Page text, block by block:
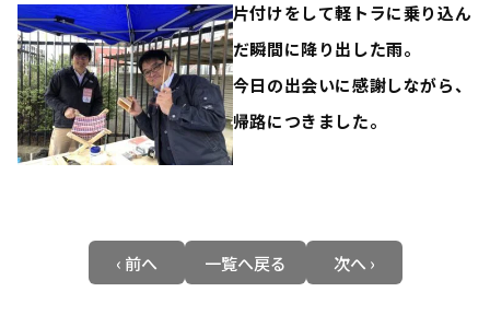
片付けをして軽トラに乗り込ん
だ瞬間に降り出した雨。
今日の出会いに感謝しながら、
帰路につきました。
‹ 前へ 一覧へ戻る 次へ ›